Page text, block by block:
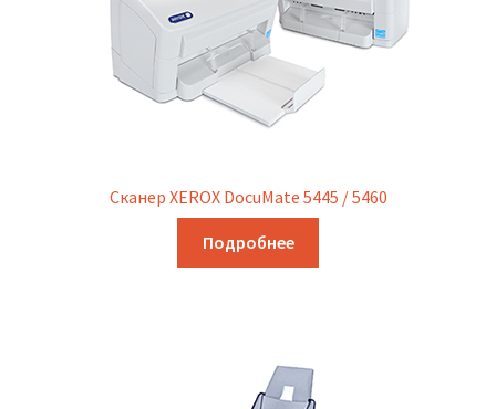
Сканер XEROX DocuMate 5445 / 5460
Подробнее